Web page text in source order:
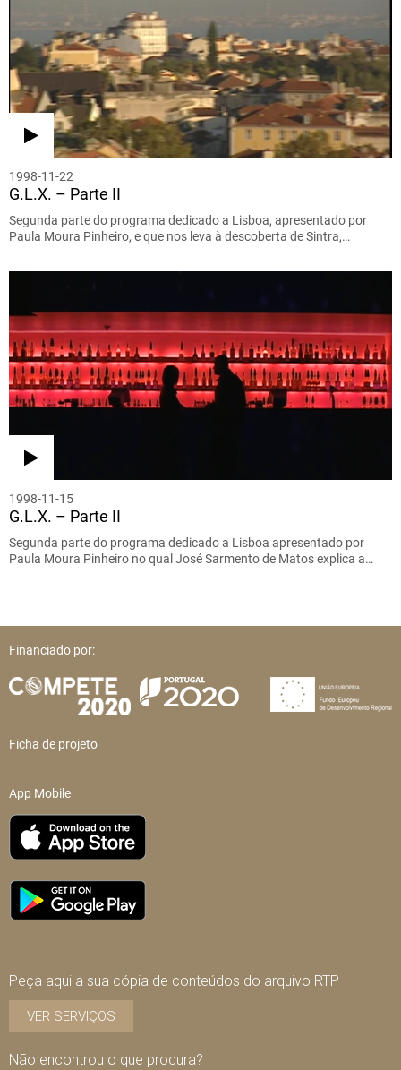
1998-11-22
G.L.X. – Parte II
Segunda parte do programa dedicado a Lisboa, apresentado por
Paula Moura Pinheiro, e que nos leva à descoberta de Sintra,…
1998-11-15
G.L.X. – Parte II
Segunda parte do programa dedicado a Lisboa apresentado por
Paula Moura Pinheiro no qual José Sarmento de Matos explica a…
Financiado por:
Ficha de projeto
App Mobile
Peça aqui a sua cópia de conteúdos do arquivo RTP
VER SERVIÇOS
Não encontrou o que procura?